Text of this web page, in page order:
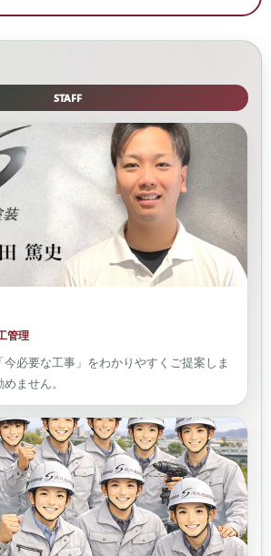
STAFF
管理
必要な工事」をわかりやすくご提案しま
ません。